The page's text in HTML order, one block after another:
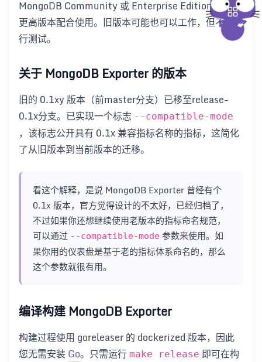
MongoDB Community 或 Enterprise Edition 4.4 及
更高版本配合使用。旧版本可能也可以工作，但不再进
行测试。
关于 MongoDB Exporter 的版本
旧的 0.1xy 版本（前master分支）已移至release-
0.1x分支。已实现一个标志 --compatible-mode
，该标志公开具有 0.1x 兼容指标名称的指标，这简化
了从旧版本到当前版本的迁移。
看这个解释，是说 MongoDB Exporter 曾经有个
0.1x 版本，官方觉得设计的不太好，已经归档了，
不过如果你还想继续使用老版本的指标命名规范，
可以通过 --compatible-mode 参数来使用。如
果你用的仪表盘是基于老的指标体系命名的，那么
这个参数就很有用。
编译构建 MongoDB Exporter
构建过程使用 goreleaser 的 dockerized 版本，因此
您无需安装Go。只需运行 make release 即可在构